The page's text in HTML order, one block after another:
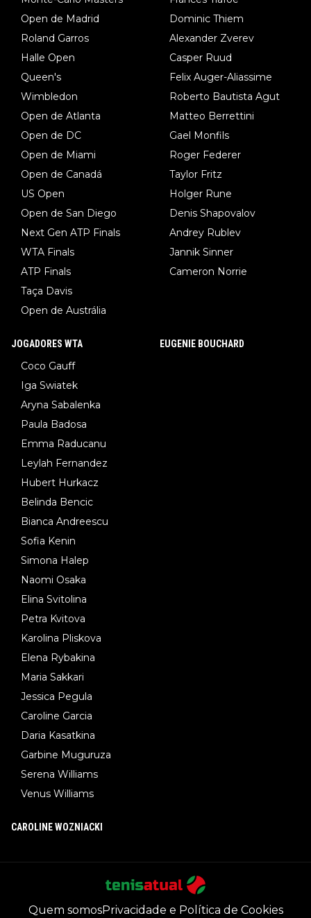
Open de Madrid
Roland Garros
Halle Open
Queen's
Wimbledon
Open de Atlanta
Open de DC
Open de Miami
Open de Canadá
US Open
Open de San Diego
Next Gen ATP Finals
WTA Finals
ATP Finals
Taça Davis
Open de Austrália
Dominic Thiem
Alexander Zverev
Casper Ruud
Felix Auger-Aliassime
Roberto Bautista Agut
Matteo Berrettini
Gael Monfils
Roger Federer
Taylor Fritz
Holger Rune
Denis Shapovalov
Andrey Rublev
Jannik Sinner
Cameron Norrie
JOGADORES WTA
Coco Gauff
Iga Swiatek
Aryna Sabalenka
Paula Badosa
Emma Raducanu
Leylah Fernandez
Hubert Hurkacz
Belinda Bencic
Bianca Andreescu
Sofia Kenin
Simona Halep
Naomi Osaka
Elina Svitolina
Petra Kvitova
Karolina Pliskova
Elena Rybakina
Maria Sakkari
Jessica Pegula
Caroline Garcia
Daria Kasatkina
Garbine Muguruza
Serena Williams
Venus Williams
EUGENIE BOUCHARD
CAROLINE WOZNIACKI
Quem somosPrivacidade e Política de Cookies